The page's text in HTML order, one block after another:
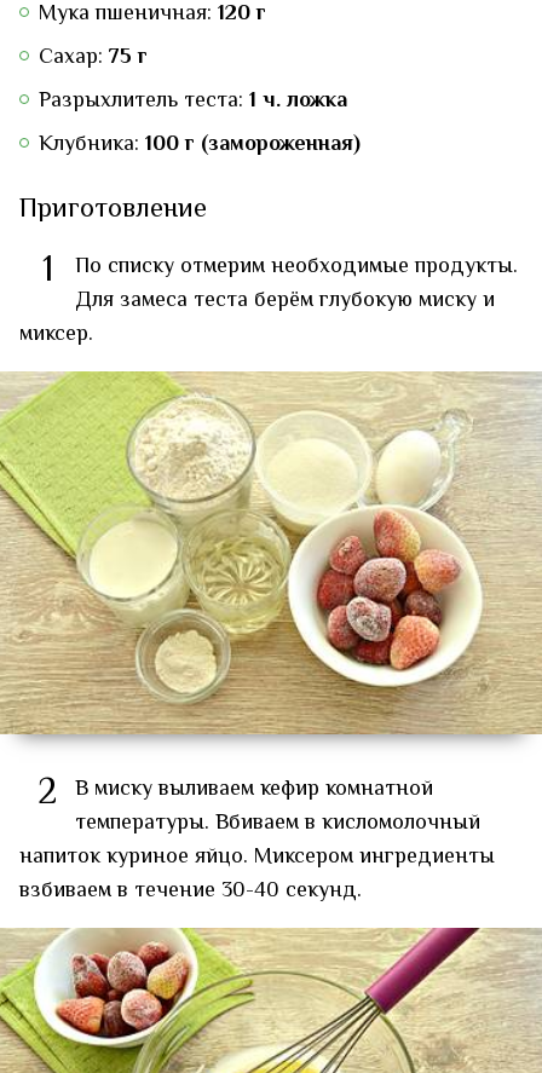
Мука пшеничная: 120 г
Сахар: 75 г
Разрыхлитель теста: 1 ч. ложка
Клубника: 100 г (замороженная)
Приготовление
1
По списку отмерим необходимые продукты.
Для замеса теста берём глубокую миску и
миксер.
2 В миску выливаем кефир комнатной
температуры. Вбиваем в кисломолочный
напиток куриное яйцо. Миксером ингредиенты
взбиваем в течение 30-40 секунд.